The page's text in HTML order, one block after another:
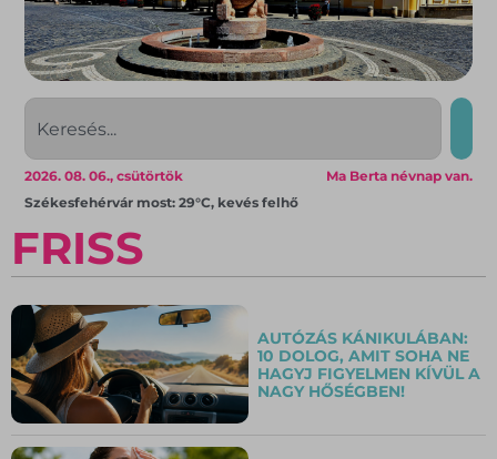
Ma Berta névnap van.
2026. 08. 06., csütörtök
Székesfehérvár most: 29°C, kevés felhő
FRISS
AUTÓZÁS KÁNIKULÁBAN:
10 DOLOG, AMIT SOHA NE
HAGYJ FIGYELMEN KÍVÜL A
NAGY HŐSÉGBEN!